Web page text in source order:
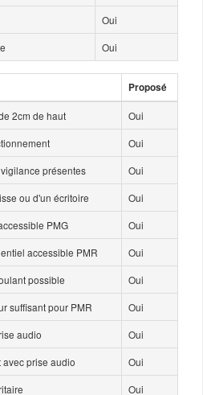
Oui
Oui
Proposé
2cm de haut
Oui
Oui
présentes
Oui
ou d'un écritoire
Oui
PMG
Oui
accessible PMR
Oui
possible
Oui
suffisant pour PMR
Oui
audio
Oui
prise audio
Oui
Oui